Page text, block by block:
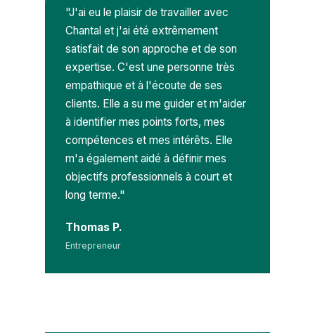
"J'ai eu le plaisir de travailler avec
Chantal et j'ai été extrêmement
satisfait de son approche et de son
expertise. C'est une personne très
empathique et à l'écoute de ses
clients. Elle a su me guider et m'aider
à identifier mes points forts, mes
compétences et mes intérêts. Elle
m'a également aidé à définir mes
objectifs professionnels à court et
long terme."
Thomas P.
Entrepreneur